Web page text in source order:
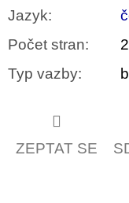
Jazyk:
Počet stran:
Typ vazby:
ZEPTAT SE